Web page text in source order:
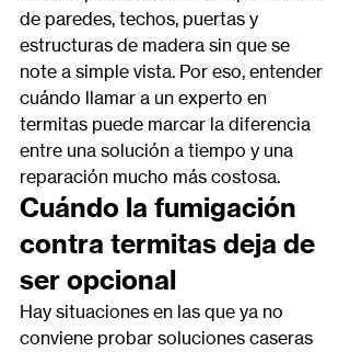
de paredes, techos, puertas y
estructuras de madera sin que se
note a simple vista. Por eso, entender
cuándo llamar a un experto en
termitas puede marcar la diferencia
entre una solución a tiempo y una
reparación mucho más costosa.
Cuándo la fumigación
contra termitas deja de
ser opcional
Hay situaciones en las que ya no
conviene probar soluciones caseras